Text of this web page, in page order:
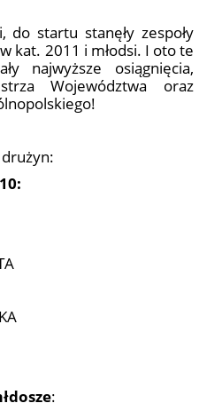
do startu stanęły zespoły
kat. 2011 i młodsi. I oto te
najwyższe osiągnięcia,
Województwa oraz
: